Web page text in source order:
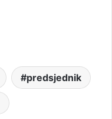
predsjednik